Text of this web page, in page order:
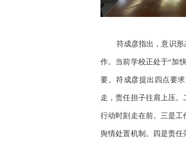
符成彦指出，意识
作。当前学校正处于“加
要。符成彦提出四点要
走，责任担子往肩上压。
行动时刻走在前。三是
舆情处置机制。四是责任